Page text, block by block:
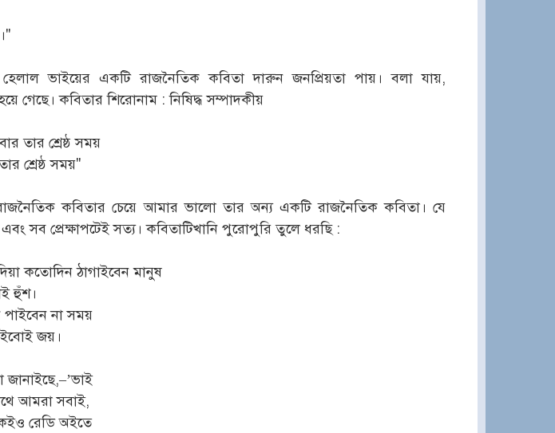
ভাইয়ের একটি রাজনৈতিক কবিতা দারুন জনপ্রিয়তা পায়। বলা যায়,
গেছে। কবিতার শিরোনাম : নিষিদ্ধ সম্পাদকীয়
তার শ্রেষ্ঠ সময়
শ্রেষ্ঠ সময়''
কবিতার চেয়ে আমার ভালো তার অন্য একটি রাজনৈতিক কবিতা। যে
সব প্রেক্ষাপটেই সত্য। কবিতাটিখানি পুরোপুরি তুলে ধরছি :
কতোদিন ঠাগাইবেন মানুষ
হুঁশ।
পাইবেন না সময়
জয়।
জানাইছে,–’ভাই
আমরা সবাই,
রেডি অইতে